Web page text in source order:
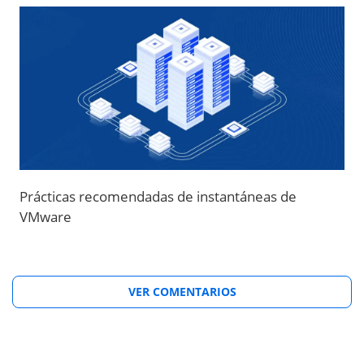
Prácticas recomendadas de instantáneas de
VMware
VER COMENTARIOS